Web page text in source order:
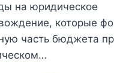
на юридическое
которые
часть бюджета